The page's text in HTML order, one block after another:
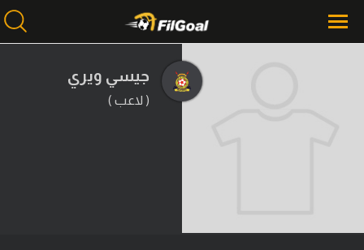
جيسي ويري
( لاعب )